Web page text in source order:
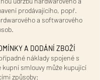
prodávajícího, popř.
a softwarového
A DODÁNÍ ZBOŽÍ
náklady spojené s
kupní smlouvy může kupující
způsoby: